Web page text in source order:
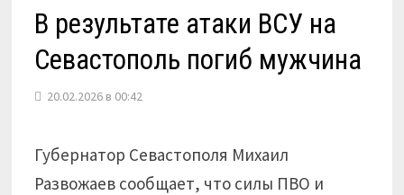
В результате атаки ВСУ на
Севастополь погиб мужчина
20.02.2026 в 00:42
Губернатор Севастополя Михаил
Развожаев сообщает, что силы ПВО и